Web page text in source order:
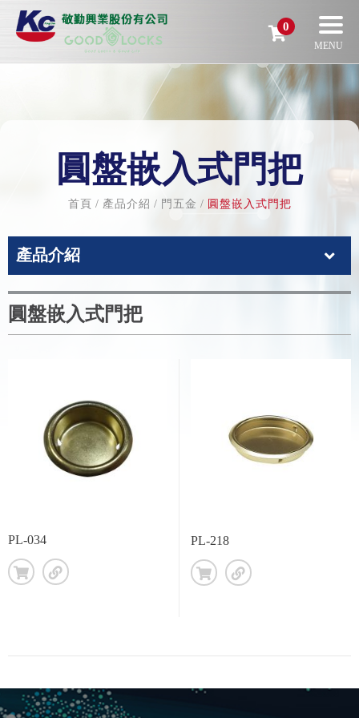
0
圓盤嵌入式門把
首頁 產品介紹 門五金 圓盤嵌入式門把
產品介紹
圓盤嵌入式門把
PL-034 PL-218